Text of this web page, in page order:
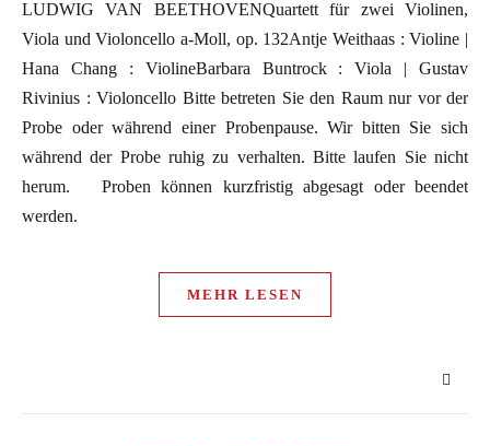
LUDWIG VAN BEETHOVENQuartett für zwei Violinen,
Viola und Violoncello a-Moll, op. 132Antje Weithaas : Violine |
Hana Chang : ViolineBarbara Buntrock : Viola | Gustav
Rivinius : Violoncello Bitte betreten Sie den Raum nur vor der
Probe oder während einer Probenpause. Wir bitten Sie sich
während der Probe ruhig zu verhalten. Bitte laufen Sie nicht
herum. Proben können kurzfristig abgesagt oder beendet
werden.
MEHR LESEN